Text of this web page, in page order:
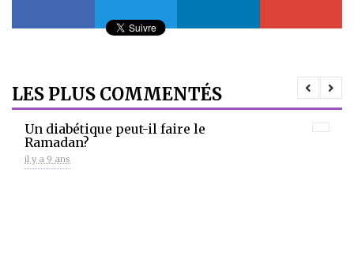
LES PLUS COMMENTÉS
Un diabétique peut-il faire le
Ramadan?
il y a 9 ans